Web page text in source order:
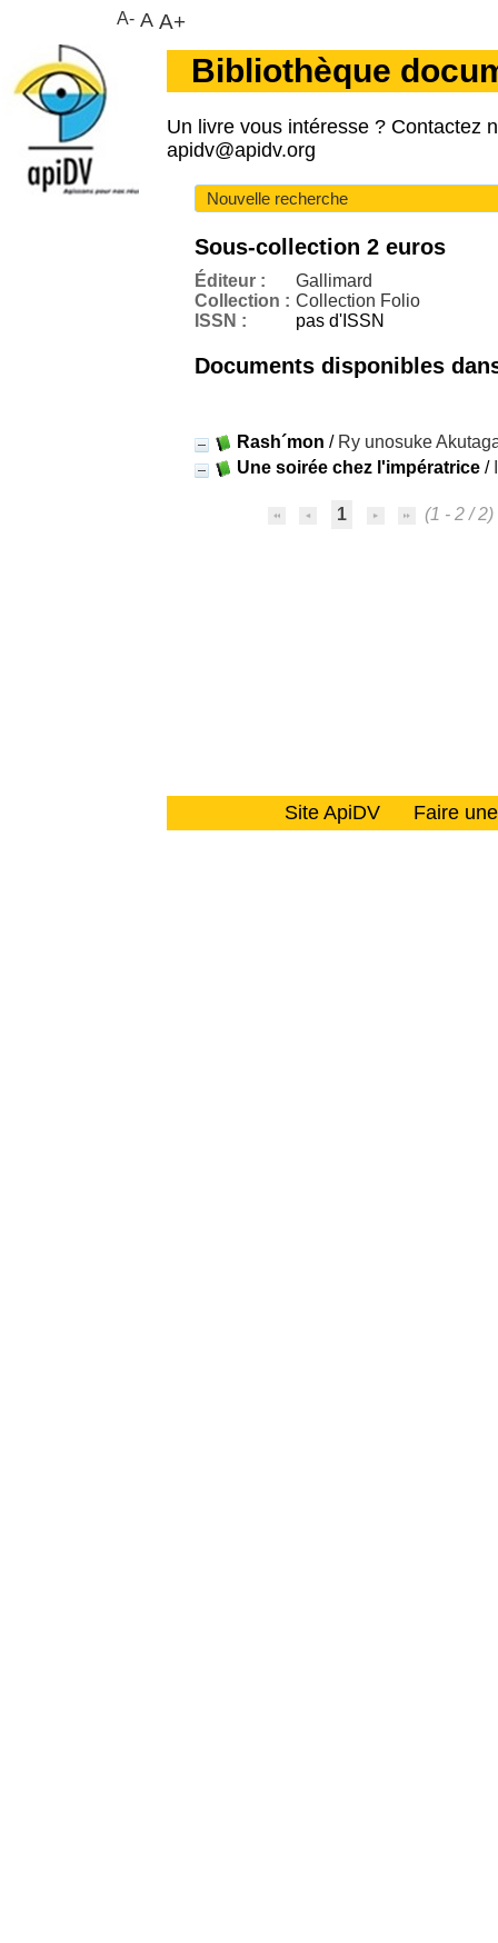
Bibliothèque
Un livre vous intéresse ? Contactez
apidv@apidv.org
Nouvelle recherche
Sous-collection 2 euros
Éditeur :
Gallimard
Collection : Collection Folio
ISSN :
pas d'ISSN
Documents disponibles
Rash´mon / Ry unosuke
Une soirée chez l'impératrice /
1 (1 - 2 / 2)
Site ApiDV Faire
A- A A+